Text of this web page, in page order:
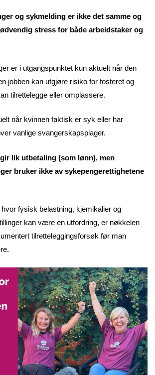
og sykmelding er ikke det samme og
stress for både arbeidstaker og
er i utgangspunktet kun aktuelt når den
jobben kan utgjøre risiko for fosteret og
tilrettelegge eller omplassere.
når kvinnen faktisk er syk eller har
vanlige svangerskapsplager.
lik utbetaling (som lønn), men
bruker ikke av sykepengerettighetene
fysisk belastning, kjemikalier og
kan være en utfordring, er nøkkelen
tilretteleggingsforsøk før man